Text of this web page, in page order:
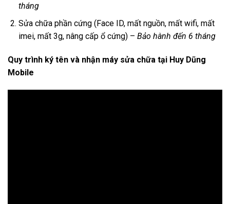
tháng
Sửa chữa phần cứng (Face ID, mất nguồn, mất wifi, mất
imei, mất 3g, nâng cấp ổ cứng) – Bảo hành đến 6 tháng
Quy trình ký tên và nhận máy sửa chữa tại Huy Dũng
Mobile